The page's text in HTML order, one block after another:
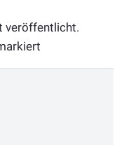
veröffentlicht.